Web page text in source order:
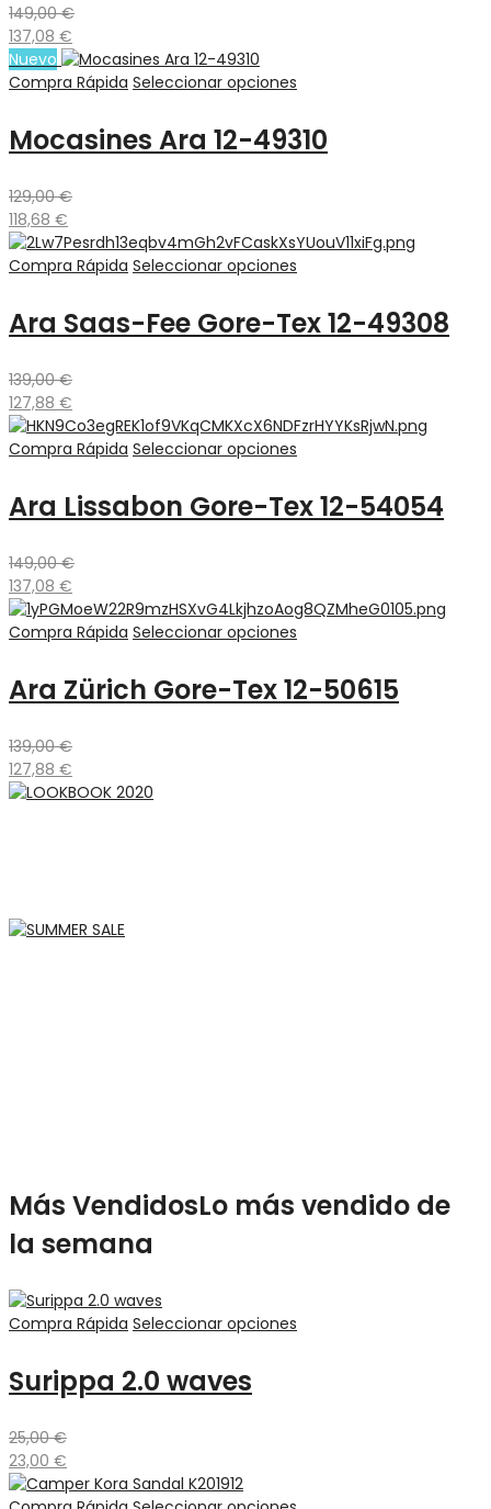
149,00€
137,08 €
Nuevo
Compra Rápida Seleccionar opciones
Mocasines Ara 12-49310
129,00€
118,68 €
Compra Rápida Seleccionar opciones
Ara Saas-Fee Gore-Tex 12-49308
139,00€
127,88 €
Compra Rápida Seleccionar opciones
Ara Lissabon Gore-Tex 12-54054
149,00€
137,08 €
Compra Rápida Seleccionar opciones
Ara Zürich Gore-Tex 12-50615
139,00€
127,88 €
Más VendidosLo más vendido de
la semana
Compra Rápida Seleccionar opciones
Surippa 2.0 waves
25,00€
23,00 €